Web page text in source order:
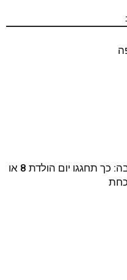
לא עוד סתם מסיבה: כך תחגגו יום הולדת 8 או